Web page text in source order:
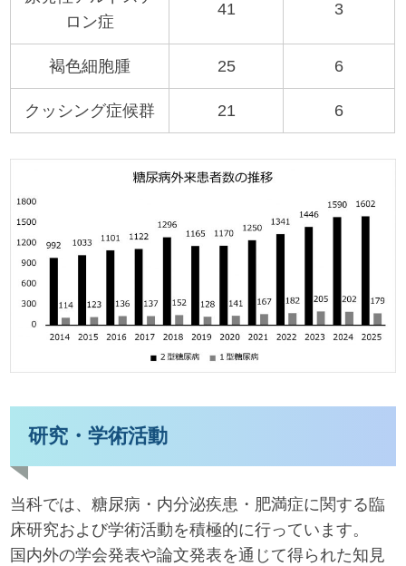
ロン症
41 3
褐色細胞腫 25 6
クッシング症候群 21 6
研究・学術活動
当科では、糖尿病・内分泌疾患・肥満症に関する臨
床研究および学術活動を積極的に行っています。
国内外の学会発表や論文発表を通じて得られた知見